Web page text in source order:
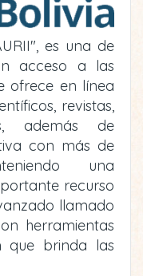
es una de
acceso a las
ofrece en línea
revistas,
además de
con más de
una
recurso
llamado
herramientas
que brinda las